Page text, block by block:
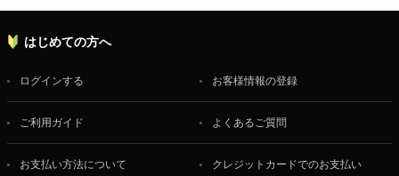
はじめての方へ
ログインする お客様情報の登録
ご利用ガイド よくあるご質問
お支払い方法について クレジットカードでのお支払い